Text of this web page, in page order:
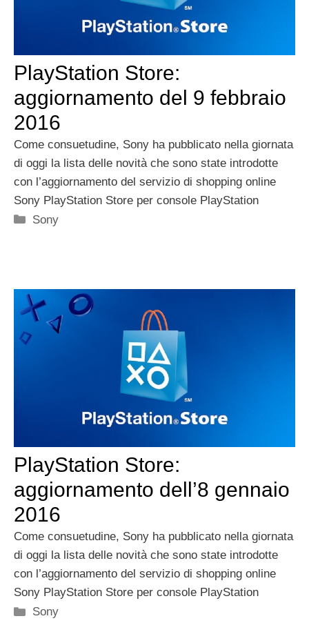
PlayStation Store:
aggiornamento del 9 febbraio
2016
Come consuetudine, Sony ha pubblicato nella giornata
di oggi la lista delle novità che sono state introdotte
con l’aggiornamento del servizio di shopping online
Sony PlayStation Store per console PlayStation
Categorie
Sony
PlayStation Store:
aggiornamento dell’8 gennaio
2016
Come consuetudine, Sony ha pubblicato nella giornata
di oggi la lista delle novità che sono state introdotte
con l’aggiornamento del servizio di shopping online
Sony PlayStation Store per console PlayStation
Categorie
Sony